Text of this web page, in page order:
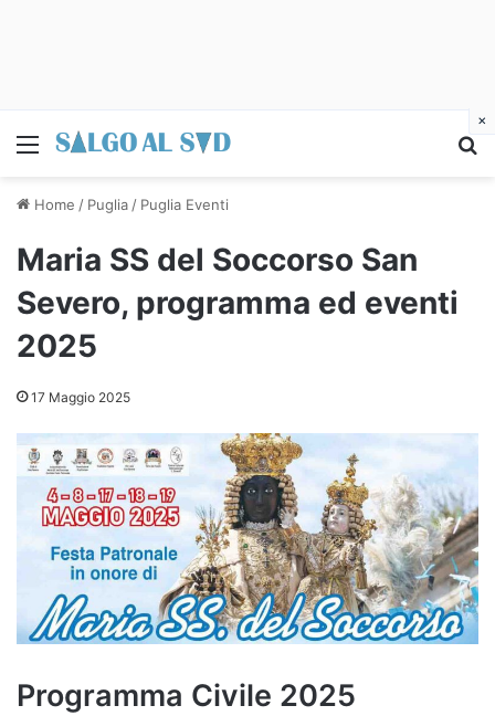
Menu
Home / Puglia / Puglia Eventi
Maria SS del Soccorso San
Severo, programma ed eventi
2025
17 Maggio 2025
Programma Civile 2025
×